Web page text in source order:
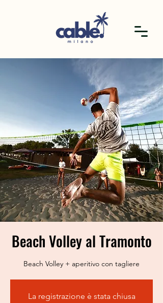
Beach Volley al Tramonto
Beach Volley + aperitivo con tagliere
La registrazione è stata chiusa